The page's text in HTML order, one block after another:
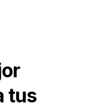
tus